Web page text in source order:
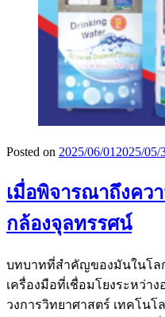
Posted on 2025/06/01 2025/05/
เมื่อพิจารณาถึงคว
กล้องจุลทรรศน์
บทบาทที่สำคัญของมันในโล
เครื่องมือที่เชื่อมโยงระหว่า
วงการวิทยาศาสตร์ เทคโน